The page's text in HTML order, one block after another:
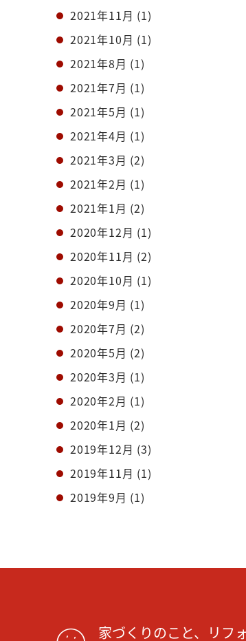
2021年11月 (1)
2021年10月 (1)
2021年8月 (1)
2021年7月 (1)
2021年5月 (1)
2021年4月 (1)
2021年3月 (2)
2021年2月 (1)
2021年1月 (2)
2020年12月 (1)
2020年11月 (2)
2020年10月 (1)
2020年9月 (1)
2020年7月 (2)
2020年5月 (2)
2020年3月 (1)
2020年2月 (1)
2020年1月 (2)
2019年12月 (3)
2019年11月 (1)
2019年9月 (1)
家づくりのこと、リフ